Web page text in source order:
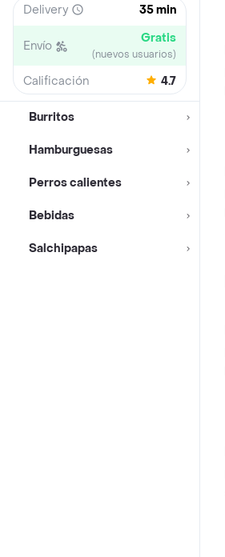
Delivery 35 min
Envío Gratis
(nuevos usuarios)
Calificación 4.7
Burritos
Hamburguesas
Perros calientes
Bebidas
Salchipapas